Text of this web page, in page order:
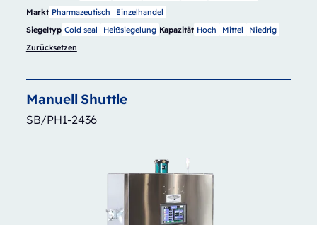
Markt Pharmazeutisch
Einzelhandel
Siegeltyp Cold seal Heißsiegelung Kapazität Hoch Mittel
Niedrig
Zurücksetzen
Manuell Shuttle
SB/PH1-2436